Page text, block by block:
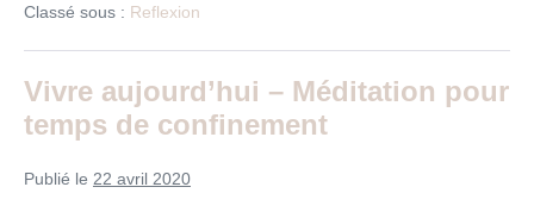
de
des
juifs
Classé sous : Reflexion
Vivre aujourd’hui – Méditation pour
temps de confinement
Publié le 22 avril 2020